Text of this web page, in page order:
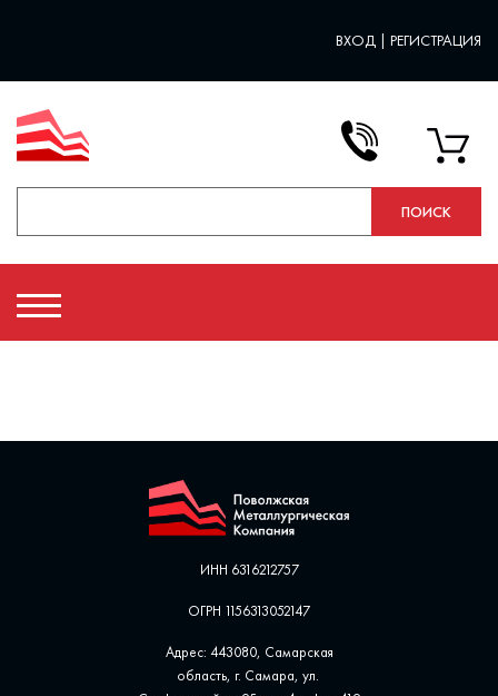
ВХОД | РЕГИСТРАЦИЯ
ИНН 6316212757
ОГРН 1156313052147
Адрес: 443080, Самарская
область, г. Самара, ул. ​